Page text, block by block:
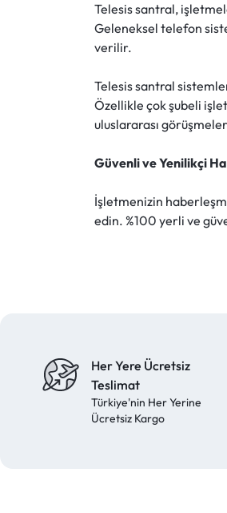
Telesis santral,
Geleneksel telefon
verilir.
Telesis santral
Özellikle çok şubeli
uluslararası
Güvenli ve Yenilikçi
İşletmenizin
edin. %100 yerli ve
Her Yere Ücretsiz
Teslimat
Türkiye'nin Her Yerine
Ücretsiz Kargo